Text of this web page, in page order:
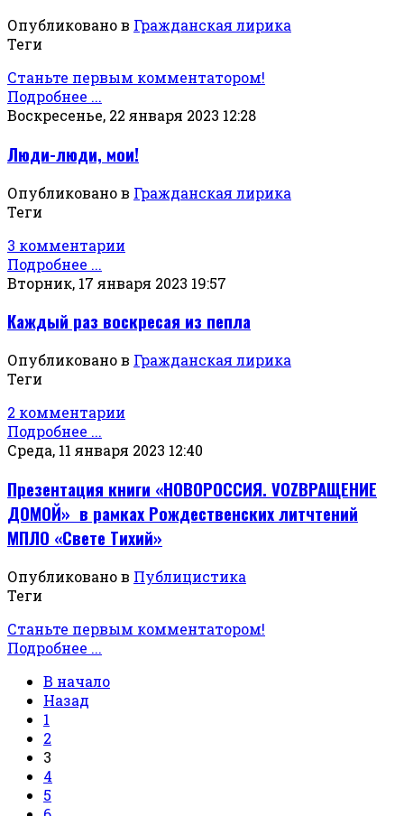
Опубликовано в Гражданская лирика
Теги
Станьте первым комментатором!
Подробнее ...
Воскресенье, 22 января 2023 12:28
Люди-люди, мои!
Опубликовано в Гражданская лирика
Теги
3 комментарии
Подробнее ...
Вторник, 17 января 2023 19:57
Каждый раз воскресая из пепла
Опубликовано в Гражданская лирика
Теги
2 комментарии
Подробнее ...
Среда, 11 января 2023 12:40
Презентация книги «НОВОРОССИЯ. VOZВРАЩЕНИЕ
ДОМОЙ» в рамках Рождественских литчтений
МПЛО «Свете Тихий»
Опубликовано в Публицистика
Теги
Станьте первым комментатором!
Подробнее ...
В начало
Назад
1
2
3
4
5